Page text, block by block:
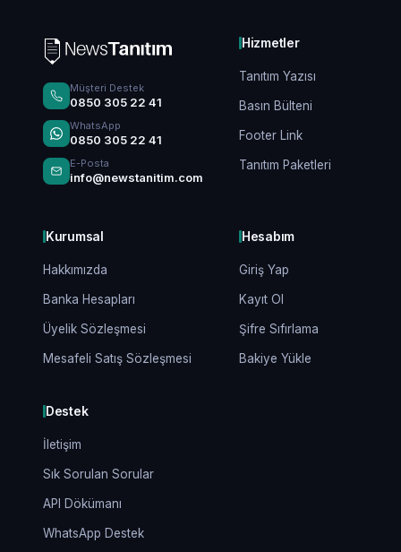
Müşteri Destek
0850 305 22 41
WhatsApp
0850 305 22 41
E-Posta
info@newstanitim.com
Hizmetler
Tanıtım Yazısı
Basın Bülteni
Footer Link
Tanıtım Paketleri
Kurumsal
Hakkımızda
Banka Hesapları
Üyelik Sözleşmesi
Mesafeli Satış Sözleşmesi
Hesabım
Giriş Yap
Kayıt Ol
Şifre Sıfırlama
Bakiye Yükle
Destek
İletişim
Sık Sorulan Sorular
API Dökümanı
WhatsApp Destek